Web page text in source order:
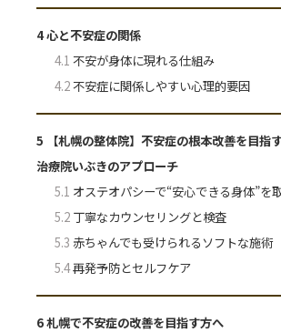
4心と不安症の関係
4.1 不安が身体に現れる仕組み
4.2不安症に関係しやすい心理的要因
5 【札幌の整体院】不安症の根本改善を目指
治療院いぶきのアプローチ
5.1 オステオパシーで“安心できる身体”を
5.2丁寧なカウンセリングと検査
5.3 赤ちゃんでも受けられるソフトな施術
5.4再発予防とセルフケア
6札幌で不安症の改善を目指す方へ